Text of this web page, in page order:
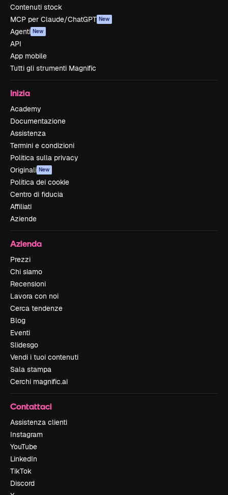
Contenuti stock
MCP per Claude/ChatGPT New
Agenti New
API
App mobile
Tutti gli strumenti Magnific
Inizia
Academy
Documentazione
Assistenza
Termini e condizioni
Politica sulla privacy
Originali New
Politica dei cookie
Centro di fiducia
Affiliati
Aziende
Azienda
Prezzi
Chi siamo
Recensioni
Lavora con noi
Cerca tendenze
Blog
Eventi
Slidesgo
Vendi i tuoi contenuti
Sala stampa
Cerchi magnific.ai
Contattaci
Assistenza clienti
Instagram
YouTube
LinkedIn
TikTok
Discord